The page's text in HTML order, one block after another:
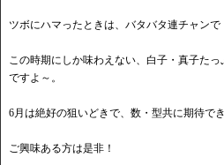
ツボにハマったときは、バタバタ連チャンで
この時期にしか味わえない、白子・真子た
ですよ～。
6月は絶好の狙いどきで、数・型共に期待で
ご興味ある方は是非！